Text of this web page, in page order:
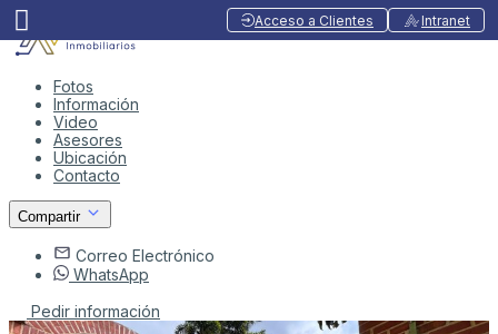
Acceso a Clientes Intranet
Fotos
Información
Video
Asesores
Ubicación
Contacto
Compartir
Correo Electrónico
WhatsApp
Pedir información